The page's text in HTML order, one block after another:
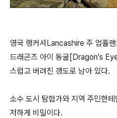
영국 랭커셔Lancashire 주 업홀
드래곤즈 아이 동굴[Dragon’s
스럽고 버려진 갱도로 남아 있다.
소수 도시 탐험가와 지역 주민한
저하게 비밀이다.